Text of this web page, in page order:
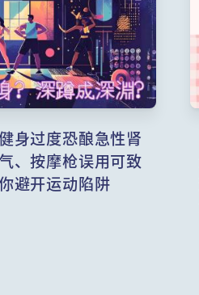
身过度恐酿急性肾
、按摩枪误用可致
避开运动陷阱